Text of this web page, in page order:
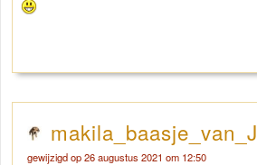
gewijzigd op 26 augustus 2021 om 12:50